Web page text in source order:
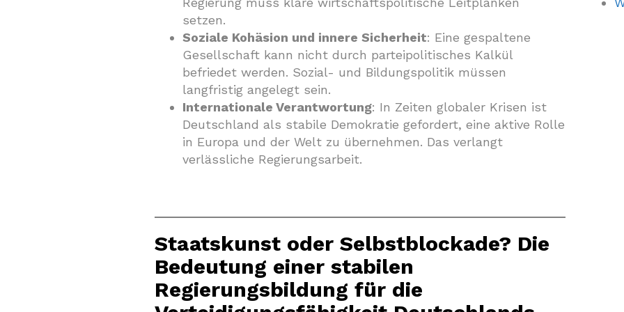
setzen.
Soziale Kohäsion und innere Sicherheit: Eine gespaltene
Gesellschaft kann nicht durch parteipolitisches Kalkül
befriedet werden. Sozial- und Bildungspolitik müssen
langfristig angelegt sein.
Internationale Verantwortung: In Zeiten globaler Krisen ist
Deutschland als stabile Demokratie gefordert, eine aktive Rolle
in Europa und der Welt zu übernehmen. Das verlangt
verlässliche Regierungsarbeit.
Staatskunst oder Selbstblockade? Die
Bedeutung einer stabilen
Regierungsbildung für die